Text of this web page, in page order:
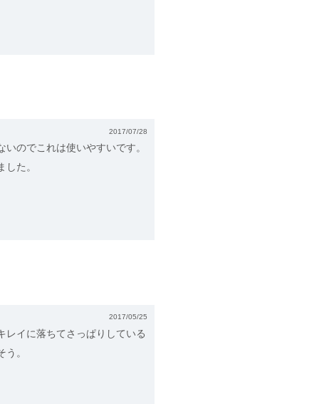
2017/07/28
のでこれは使いやすいです。
た。
2017/05/25
レイに落ちてさっぱりしている
。